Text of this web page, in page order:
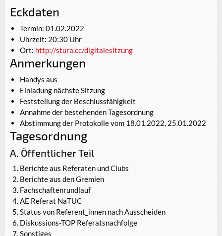
Eckdaten
Termin: 01.02.2022
Uhrzeit: 20:30 Uhr
Ort: http://stura.cc/digitalesitzung
Anmerkungen
Handys aus
Einladung nächste Sitzung
Feststellung der Beschlussfähigkeit
Annahme der bestehenden Tagesordnung
Abstimmung der Protokolle vom 18.01.2022, 25.01.2022
Tagesordnung
A. Öffentlicher Teil
Berichte aus Referaten und Clubs
Berichte aus den Gremien
Fachschaftenrundlauf
AE Referat NaTUC
Status von Referent_innen nach Ausscheiden
Diskussions-TOP Referatsnachfolge
Sonstiges